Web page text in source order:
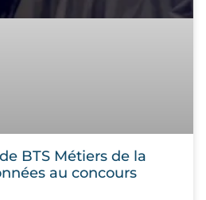
BTS Métiers de la
au concours